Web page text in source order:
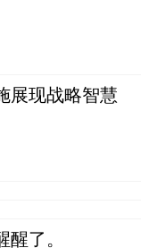
展现战略智慧
了。